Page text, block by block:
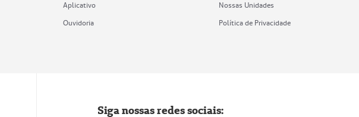
Aplicativo
Ouvidoria
Nossas Unidades
Política de Privacidade
Siga nossas redes sociais: